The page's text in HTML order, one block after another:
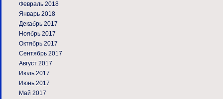
Февраль 2018
Январь 2018
Декабрь 2017
Ноябрь 2017
Октябрь 2017
Сентябрь 2017
Август 2017
Июль 2017
Июнь 2017
Май 2017